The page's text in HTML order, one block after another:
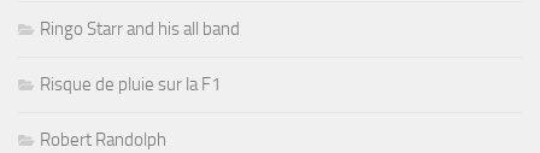
Ringo Starr and his all band
Risque de pluie sur la F1
Robert Randolph